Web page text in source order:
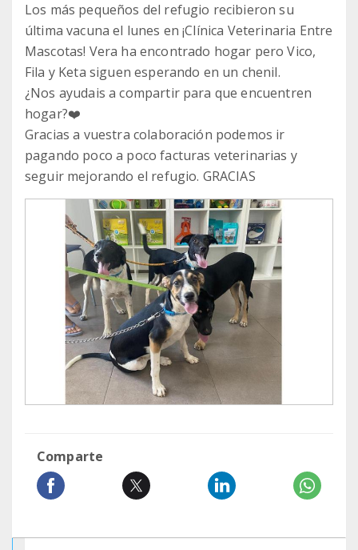
Los más pequeños del refugio recibieron su
última vacuna el lunes en ¡Clínica Veterinaria Entre
Mascotas! Vera ha encontrado hogar pero Vico,
Fila y Keta siguen esperando en un chenil.
¿Nos ayudais a compartir para que encuentren
hogar?❤️
Gracias a vuestra colaboración podemos ir
pagando poco a poco facturas veterinarias y
seguir mejorando el refugio. GRACIAS
Comparte